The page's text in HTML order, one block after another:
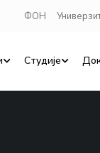
ФОН
Студије